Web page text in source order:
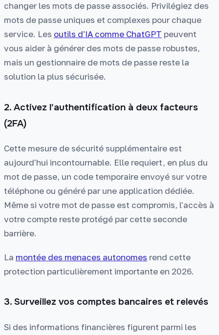
changer les mots de passe associés. Privilégiez des
mots de passe uniques et complexes pour chaque
service. Les outils d'IA comme ChatGPT peuvent
vous aider à générer des mots de passe robustes,
mais un gestionnaire de mots de passe reste la
solution la plus sécurisée.
2. Activez l'authentification à deux facteurs
(2FA)
Cette mesure de sécurité supplémentaire est
aujourd'hui incontournable. Elle requiert, en plus du
mot de passe, un code temporaire envoyé sur votre
téléphone ou généré par une application dédiée.
Même si votre mot de passe est compromis, l'accès à
votre compte reste protégé par cette seconde
barrière.
La montée des menaces autonomes rend cette
protection particulièrement importante en 2026.
3. Surveillez vos comptes bancaires et relevés
Si des informations financières figurent parmi les